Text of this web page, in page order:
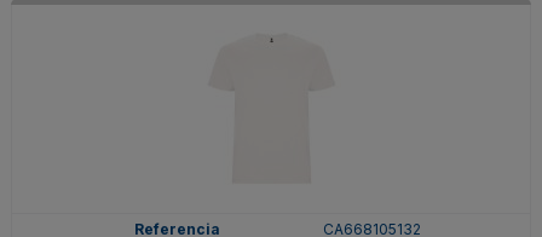
CA668105132